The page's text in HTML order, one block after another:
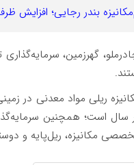
گهرزمین،
مکانیزه، ریل‌پایه و